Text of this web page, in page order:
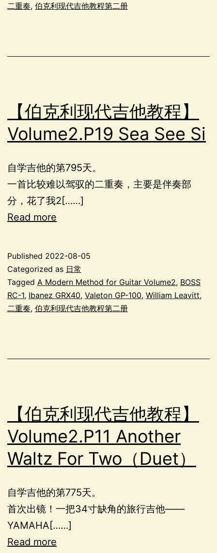
二重奏, 伯克利现代吉他教程第二册
【伯克利现代吉他教程】
Volume2.P19 Sea See Si
自学吉他的第795天。
一首比较难以驾驭的二重奏，主要是伴奏部
分，花了我2[……]
Read more
Published 2022-08-05
Categorized as 日常
Tagged A Modern Method for Guitar Volume2, BOSS
RC-1, Ibanez GRX40, Valeton GP-100, William Leavitt,
二重奏, 伯克利现代吉他教程第二册
【伯克利现代吉他教程】
Volume2.P11 Another
Waltz For Two（Duet）
自学吉他的第775天。
首次出镜！一把34寸缺角的旅行吉他——
YAMAHA[……]
Read more